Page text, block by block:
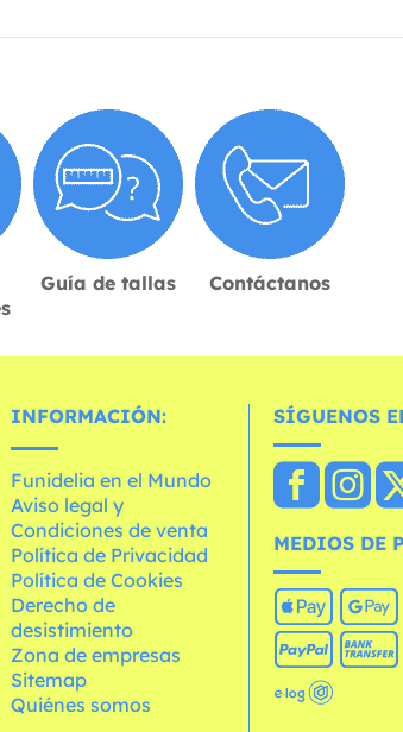
Guía de tallas Contáctanos
INFORMACIÓN:
Funidelia en el Mundo
Aviso legal y
Condiciones de venta
Política de Privacidad
Política de Cookies
Derecho de
desistimiento
Zona de empresas
Sitemap
Quiénes somos
SÍGUENOS
MEDIOS DE